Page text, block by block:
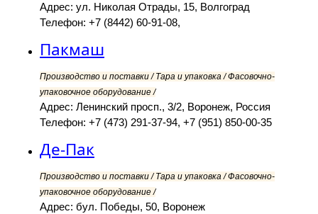
Адрес: ул. Николая Отрады, 15, Волгоград
Телефон: +7 (8442) 60-91-08,
Пакмаш
Производство и поставки / Тара и упаковка / Фасовочно-
упаковочное оборудование /
Адрес: Ленинский просп., 3/2, Воронеж, Россия
Телефон: +7 (473) 291-37-94, +7 (951) 850-00-35
Де-Пак
Производство и поставки / Тара и упаковка / Фасовочно-
упаковочное оборудование /
Адрес: бул. Победы, 50, Воронеж